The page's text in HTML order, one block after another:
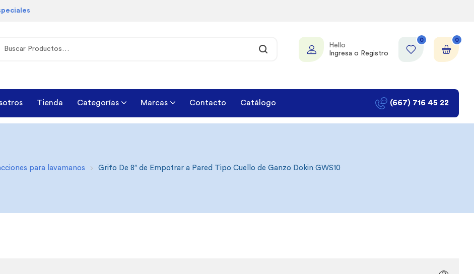
Hello
Ingresa o Registro
0 0
Tienda Categorías Marcas Contacto Catálogo (667) 716 45 22
para lavamanos Grifo De 8″ de Empotrar a Pared Tipo Cuello de Ganzo Dokin GWS10